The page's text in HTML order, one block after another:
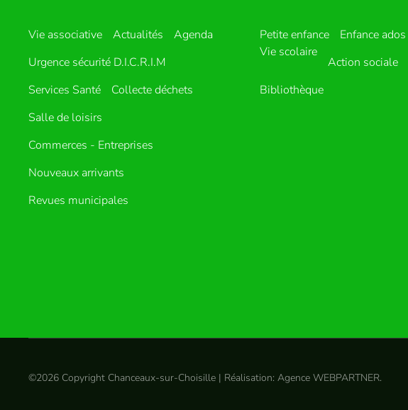
Vie associative Actualités
Agenda
Urgence sécurité D.I.C.R.I.M
Services Santé
Collecte déchets
Salle de loisirs
Commerces - Entreprises
Nouveaux arrivants
Revues municipales
Petite enfance
Enfance ados
Vie scolaire
Action sociale
Bibliothèque
©2026 Copyright Chanceaux-sur-Choisille | Réalisation: Agence WEBPARTNER.